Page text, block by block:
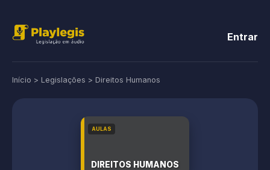
Entrar
Início > Legislações > Direitos Humanos
AULAS
DIREITOS HUMANOS